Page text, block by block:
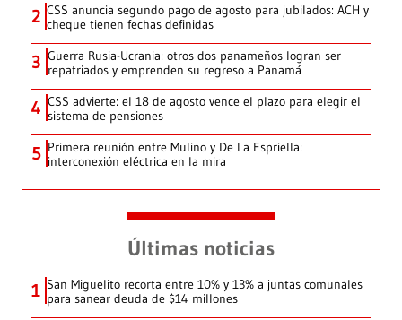
2 CSS anuncia segundo pago de agosto para jubilados: ACH y
cheque tienen fechas definidas
3 Guerra Rusia-Ucrania: otros dos panameños logran ser
repatriados y emprenden su regreso a Panamá
4 CSS advierte: el 18 de agosto vence el plazo para elegir el
sistema de pensiones
5 Primera reunión entre Mulino y De La Espriella:
interconexión eléctrica en la mira
Últimas noticias
1 San Miguelito recorta entre 10% y 13% a juntas comunales
para sanear deuda de $14 millones